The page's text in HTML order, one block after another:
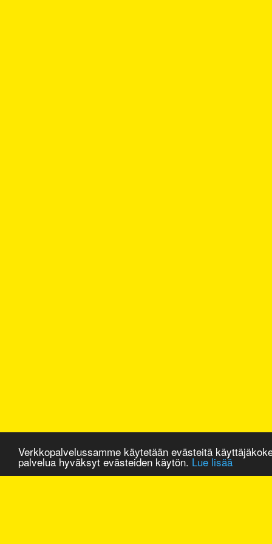
Verkkopalvelussamme käytetään evästeitä
palvelua hyväksyt evästeiden käytön. Lue lisää